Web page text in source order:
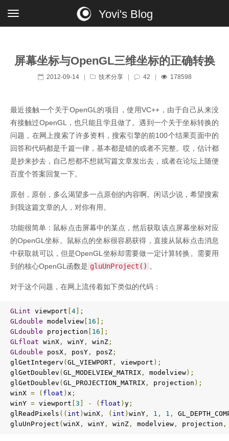
Yovi's Blog
屏幕坐标与OpenGL三维坐标的正确转换
2012-09-14 技术分享 42 178598
最近接触一个关于OpenGL的项目，使用VC++，由于自己从来没
有接触过OpenGL，也只能且学且做了。遇到一个关于坐标转换的
问题，在网上搜索了许多资料，搜索引擎的前100个结果页面中的
回答和代码都是千篇一律，基本都是错的或者不完整。哎，估计都
是抄来抄去，自己想都不想就写篇文章发出去，或者在论坛上随便
百度个答案回复一下。
原创，原创，多么渴望多一点原创的内容啊。闲话少说，希望搜索
到我这篇文章的人，对你有用。
功能很简单：鼠标点击屏幕中的某点，然后获取该点屏幕坐标对应
的OpenGL坐标。鼠标点的坐标很容易获得，直接从鼠标点击消息
中获取就可以，但是OpenGL坐标却需要做一定计算转换。需要用
到的核心OpenGL函数是 gluUnProject() 。
对于这个问题，在网上流传着如下类似的代码：
GLint viewport 4 ];
GLdouble modelview 16 ];
GLdouble projection 16 ];
GLfloat winX , winY , winZ ;
GLdouble posX , posY , posZ ;
glGetIntegerv ( GL_VIEWPORT , viewport );
glGetDoublev ( GL_MODELVIEW_MATRIX , modelview);
glGetDoublev ( GL_PROJECTION_MATRIX , projection );
winX = ( float ) x ;
winY = viewport 3 - ( float ) y ;
glReadPixels (( int ) winX , ( int ) winY , 1 , 1 ,
gluUnProject ( winX , winY , winZ , modelview , projection ,